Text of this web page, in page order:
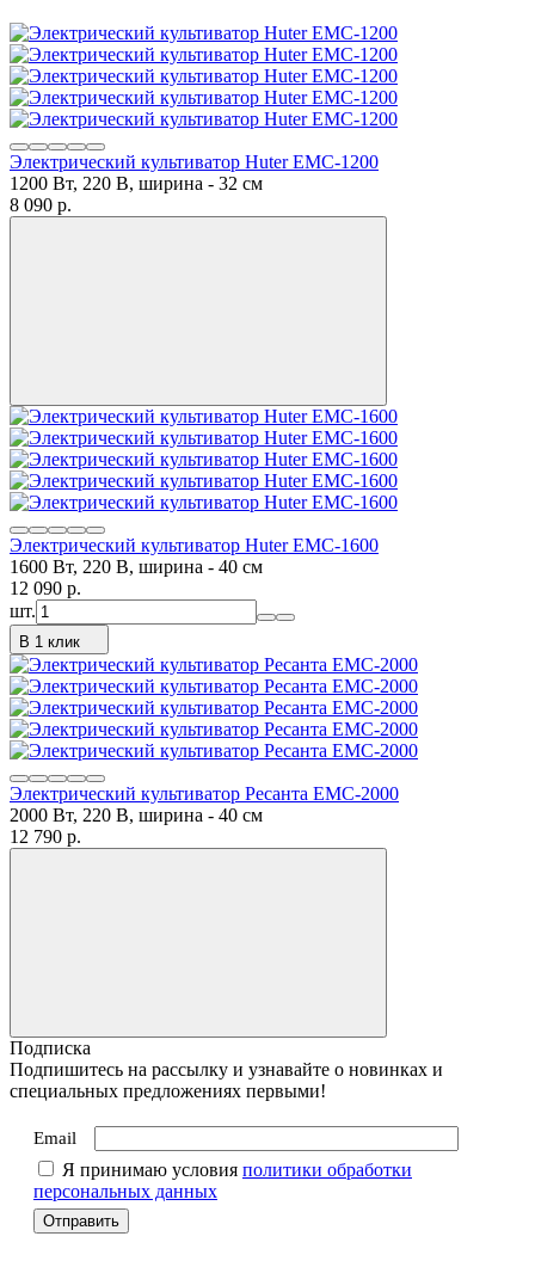
Электрический культиватор Huter ЕМС-1200
1200 Вт, 220 В, ширина - 32 см
8 090 p.
Электрический культиватор Huter ЕМС-1600
1600 Вт, 220 В, ширина - 40 см
12 090 p.
шт.
В 1 клик
Электрический культиватор Ресанта ЕМС-2000
2000 Вт, 220 В, ширина - 40 см
12 790 p.
Подписка
Подпишитесь на рассылку и узнавайте о новинках и
специальных предложениях первыми!
Email
Я принимаю условия политики обработки
персональных данных